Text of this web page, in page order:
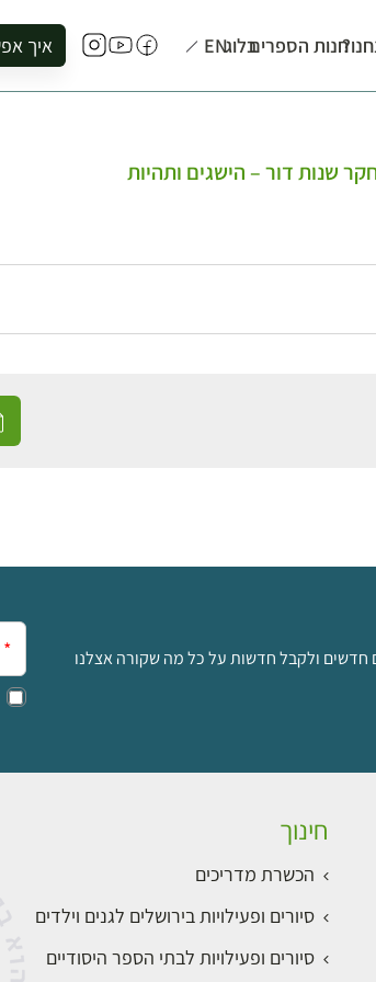
חנות הספריםבלוגEN איך
להזמין
שנות דור – הישגים ותהיות
חדשים ולקבל חדשות על כל מה שקורה אצלנו
חינוך
הכשרת מדריכים
סיורים ופעילויות בירושלים לגנים וילדים
סיורים ופעילויות לבתי הספר היסודיים